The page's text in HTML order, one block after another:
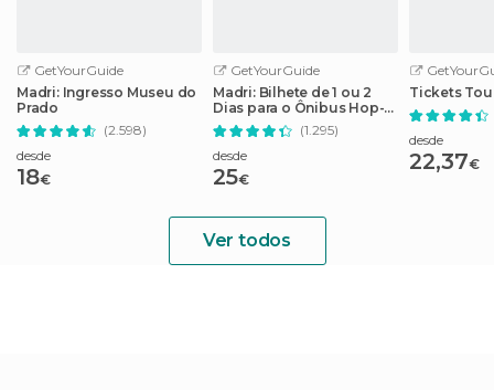
GetYourGuide
Madri: Ingresso Museu do
Prado
(2.598)
desde
18€
GetYourGuide
Madri: Bilhete de 1 ou 2
Dias para o Ônibus Hop-
On Hop-Off
(1.295)
desde
25€
Tickets
desde
22,37€
Ver todos